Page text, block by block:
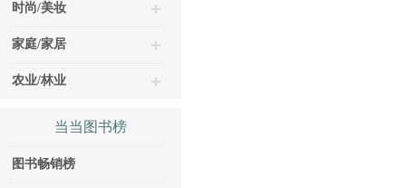
时尚/美妆
家庭/家居
农业/林业
当当图书榜
图书畅销榜